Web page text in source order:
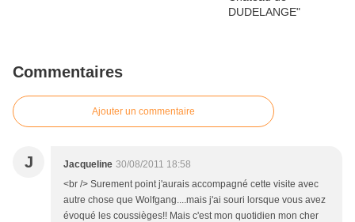
Commentaires
Ajouter un commentaire
J Jacqueline 30/08/2011 18:58
<br /> Surement point j'aurais accompagné cette visite avec
autre chose que Wolfgang....mais j'ai souri lorsque vous avez
évoqué les coussièges!! Mais c'est mon quotidien mon cher